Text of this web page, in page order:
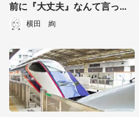
前に『大丈夫』なんて言った
せいで...」（愛知県・50代女
性）
横田 絢